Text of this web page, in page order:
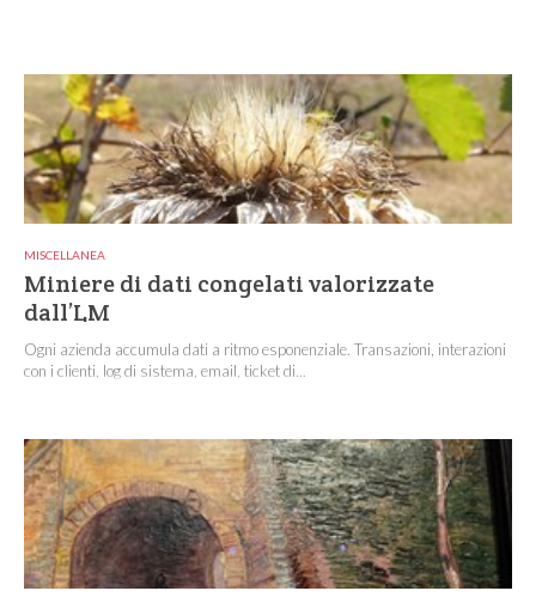
MISCELLANEA
Miniere di dati congelati valorizzate
dall’LM
Ogni azienda accumula dati a ritmo esponenziale. Transazioni, interazioni
con i clienti, log di sistema, email, ticket di...